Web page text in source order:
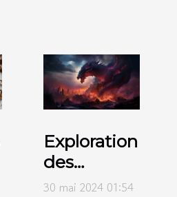
Exploration
des
tendances
30 mai 2024 01:54